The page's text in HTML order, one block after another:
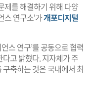
제를 해결하기 위해 다양
스 연구소'가개포디지털
스 연구’를 공동으로 협력
고 밝혔다. 지자체가 주
축하는 것은 국내에서 최